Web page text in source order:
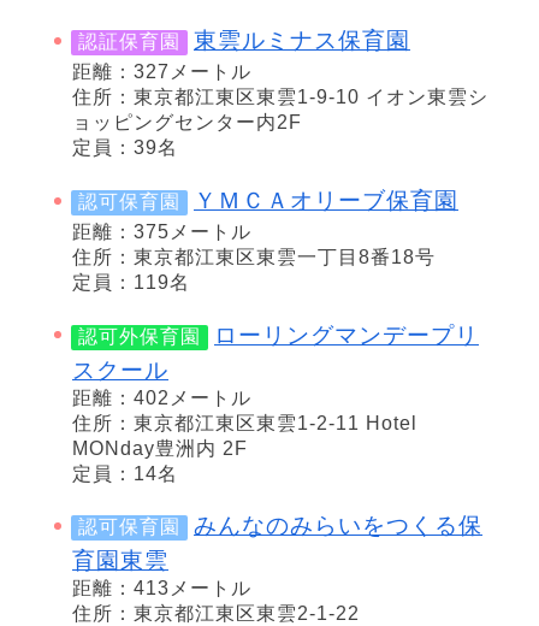
認証保育園 東雲ルミナス保育園
距離：327メートル
住所：東京都江東区東雲1-9-10 イオン東雲シ
ョッピングセンター内2F
定員：39名
認可保育園 ＹＭＣＡオリーブ保育園
距離：375メートル
住所：東京都江東区東雲一丁目8番18号
定員：119名
認可外保育園
ローリングマンデープリ
スクール
距離：402メートル
住所：東京都江東区東雲1-2-11 Hotel
MONday豊洲内 2F
定員：14名
認可保育園
みんなのみらいをつくる保
育園東雲
距離：413メートル
住所：東京都江東区東雲2-1-22